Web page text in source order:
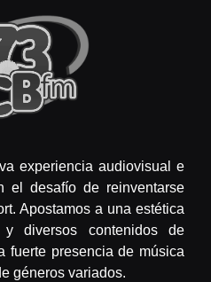
experiencia audiovisual e
el desafío de reinventarse
Apostamos a una estética
diversos contenidos de
fuerte presencia de música
géneros variados.